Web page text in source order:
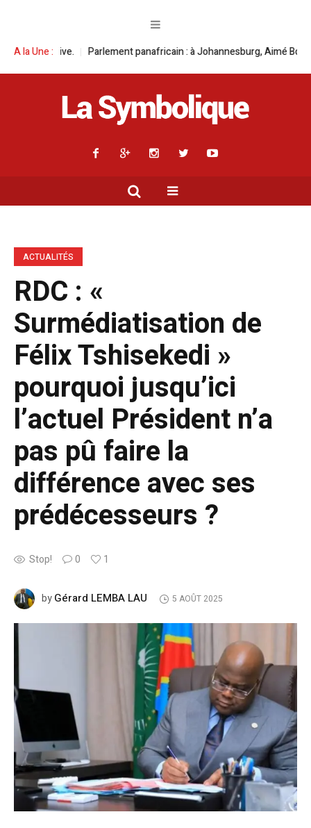
A la Une :
Parlement panafricain : à Johannesburg, Aimé Boji Sangara multiplie
ACTUALITÉS
RDC : «
Surmédiatisation de
Félix Tshisekedi »
pourquoi jusqu’ici
l’actuel Président n’a
pas pû faire la
différence avec ses
prédécesseurs ?
Stop! 0 1
byGérard LEMBA LAU 5 AOÛT 2025